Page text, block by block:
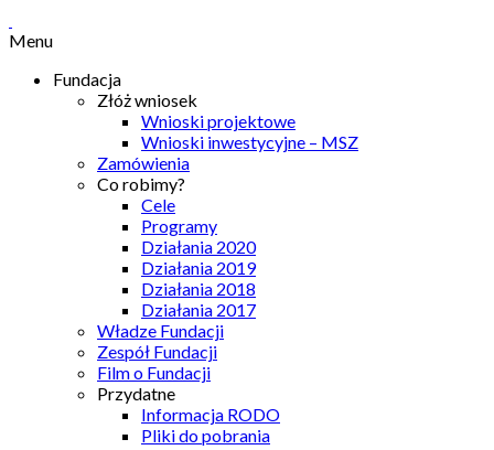
Menu
Fundacja
Złóż wniosek
Wnioski projektowe
Wnioski inwestycyjne – MSZ
Zamówienia
Co robimy?
Cele
Programy
Działania 2020
Działania 2019
Działania 2018
Działania 2017
Władze Fundacji
Zespół Fundacji
Film o Fundacji
Przydatne
Informacja RODO
Pliki do pobrania